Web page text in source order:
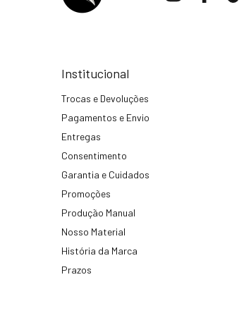
Institucional
Trocas e Devoluções
Pagamentos e Envio
Entregas
Consentimento
Garantia e Cuidados
Promoções
Produção Manual
Nosso Material
História da Marca
Prazos